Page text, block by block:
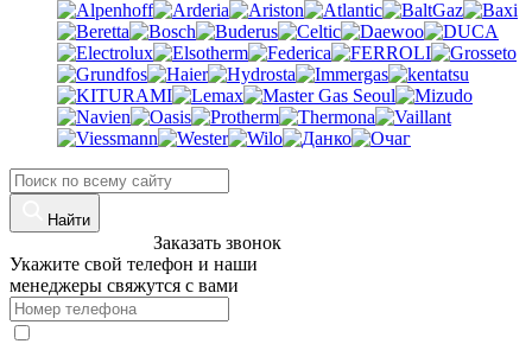
Найти
Заказать звонок
Укажите свой телефон и наши
менеджеры свяжутся с вами